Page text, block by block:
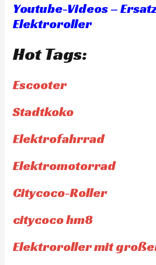
Youtube-Videos –
Elektroroller
Hot Tags:
Escooter
Stadtkoko
Elektrofahrrad
Elektromotorrad
Citycoco-Roller
citycoco hm8
Elektroroller mit